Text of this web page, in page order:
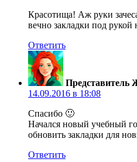
Красотища! Аж руки
вечно закладки под рукой
Ответить
Представитель
14.09.2016 в 18:08
Спасибо 🙂
Начался новый учебный
обновить закладки для
Ответить